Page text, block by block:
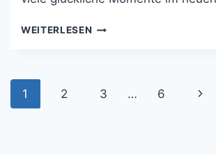
WEITERLESEN
1 2 3 … 6